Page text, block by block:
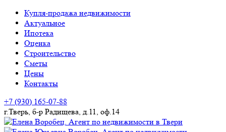
Skip
content
Купля-продажа недвижимости
Актуальное
Ипотека
Оценка
Строительство
Сметы
Цены
Контакты
+7 (930) 165-07-88
г.Тверь, б-р Радищева, д.11, оф.14